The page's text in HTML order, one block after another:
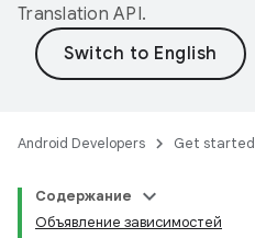
Translation API.
Android Developers Get started
Содержание
Объявление зависимостей